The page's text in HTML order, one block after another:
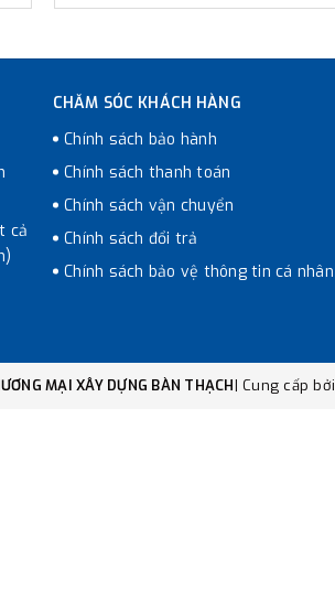
cả
CHĂM SÓC KHÁCH HÀNG
Chính sách bảo hành
Chính sách thanh toán
Chính sách vận chuyển
Chính sách đổi trả
Chính sách bảo vệ thông tin cá nhân
MẠI XÂY DỰNG BÀN THẠCH| Cung cấp bởi